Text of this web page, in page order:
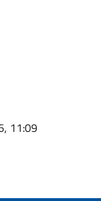
11:09